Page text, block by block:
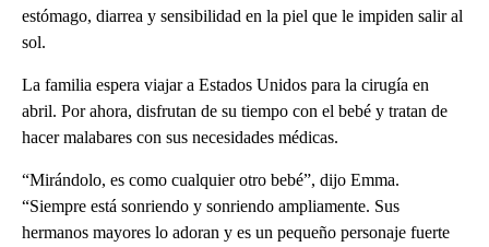
estómago, diarrea y sensibilidad en la piel que le impiden salir al
sol.
La familia espera viajar a Estados Unidos para la cirugía en
abril. Por ahora, disfrutan de su tiempo con el bebé y tratan de
hacer malabares con sus necesidades médicas.
“Mirándolo, es como cualquier otro bebé”, dijo Emma.
“Siempre está sonriendo y sonriendo ampliamente. Sus
hermanos mayores lo adoran y es un pequeño personaje fuerte